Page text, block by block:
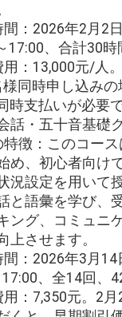
間：2026年2月2
17:00、合計30時
用：13,000元/人
同時申し込みの
時支払いが必要で
話・五十音基礎ク
特徴：このコー
め、初心者向け
況設定を用いて
と語彙を学び、
ング、コミュニ
上させます。
間：2026年3月14
、全14回、
用：7,350元。2